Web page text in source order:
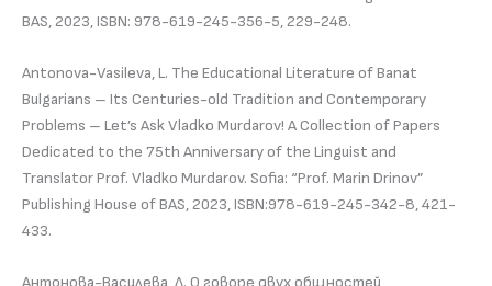
BAS, 2023, ISBN: 978-619-245-356-5, 229-248.
Antonova-Vasileva, L. The Educational Literature of Banat
Bulgarians – Its Centuries-old Tradition and Contemporary
Problems – Let’s Ask Vladko Murdarov! A Collection of Papers
Dedicated to the 75th Anniversary of the Linguist and
Translator Prof. Vladko Murdarov. Sofia: “Prof. Marin Drinov”
Publishing House of BAS, 2023, ISBN:978-619-245-342-8, 421-
433.